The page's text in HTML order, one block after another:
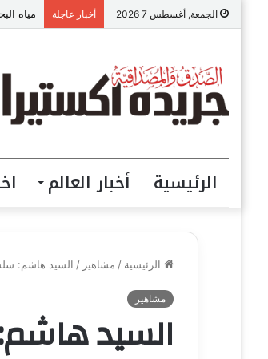
الجمعة, أغسطس 7 2026 أخبار عاجلة مياه
الرئيسية أخبار العالم
الرئيسية / مشاهير / السيد هاشم: سلسلة
مشاهير
السيد